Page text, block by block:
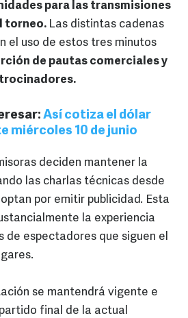
para las transmisiones
torneo. Las distintas cadenas
el uso de estos tres minutos
de pautas comerciales y
Así cotiza el dólar
miércoles 10 de junio
deciden mantener la
las charlas técnicas desde
por emitir publicidad. Esta
la experiencia
de espectadores que siguen el
se mantendrá vigente e
final de la actual